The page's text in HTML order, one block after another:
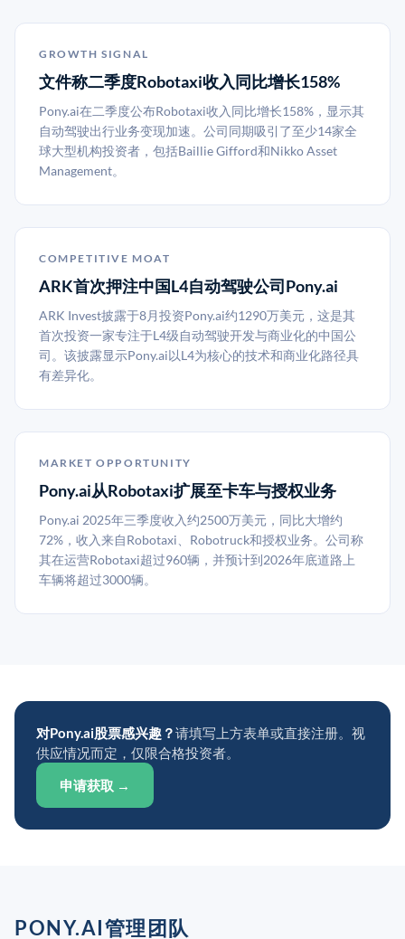
GROWTH SIGNAL
文件称二季度Robotaxi收入同比增长158%
Pony.ai在二季度公布Robotaxi收入同比增长158%，显示其
自动驾驶出行业务变现加速。公司同期吸引了至少14家全
球大型机构投资者，包括Baillie Gifford和Nikko Asset
Management。
COMPETITIVE MOAT
ARK首次押注中国L4自动驾驶公司Pony.ai
ARK Invest披露于8月投资Pony.ai约1290万美元，这是其
首次投资一家专注于L4级自动驾驶开发与商业化的中国公
司。该披露显示Pony.ai以L4为核心的技术和商业化路径具
有差异化。
MARKET OPPORTUNITY
Pony.ai从Robotaxi扩展至卡车与授权业务
Pony.ai 2025年三季度收入约2500万美元，同比大增约
72%，收入来自Robotaxi、Robotruck和授权业务。公司称
其在运营Robotaxi超过960辆，并预计到2026年底道路上
车辆将超过3000辆。
对Pony.ai股票感兴趣？请填写上方表单或直接注册。视
供应情况而定，仅限合格投资者。
申请获取 →
PONY.AI管理团队